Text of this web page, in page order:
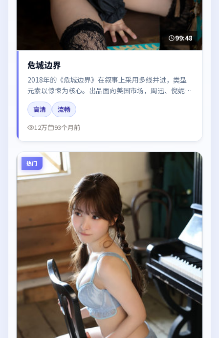
99:48
危城边界
2018年的《危城边界》在叙事上采用多线并进，类型
元素以惊悚为核心。出品面向美国市场，周迅、倪妮、
刘亦菲所饰角色推动关键反转，结尾留白引发讨论。
高清
流畅
12万
93个月前
热门